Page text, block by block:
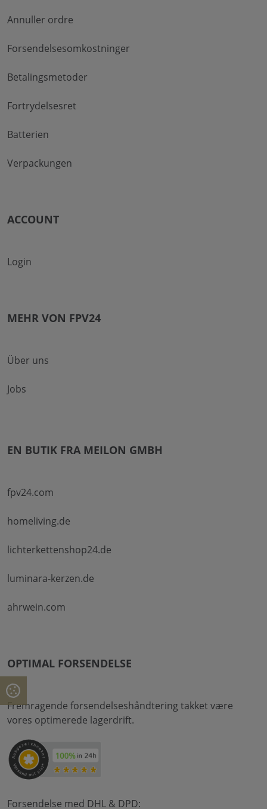
Annuller ordre
Forsendelsesomkostninger
Betalingsmetoder
Fortrydelsesret
Batterien
Verpackungen
ACCOUNT
Login
MEHR VON FPV24
Über uns
Jobs
EN BUTIK FRA MEILON GMBH
fpv24.com
homeliving.de
lichterkettenshop24.de
luminara-kerzen.de
ahrwein.com
OPTIMAL FORSENDELSE
Fremragende forsendelseshåndtering takket være
vores optimerede lagerdrift.
Forsendelse med DHL & DPD: